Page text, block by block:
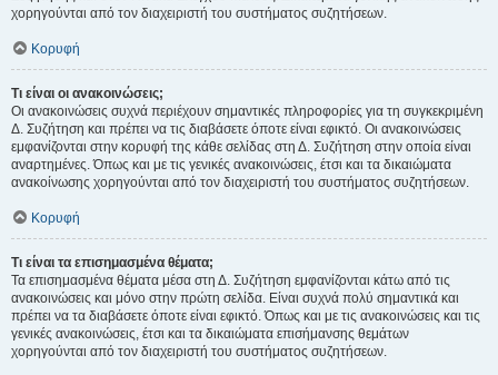
χορηγούνται από τον διαχειριστή του συστήματος συζητήσεων.
Κορυφή
Τι είναι οι ανακοινώσεις;
Οι ανακοινώσεις συχνά περιέχουν σημαντικές πληροφορίες για τη συγκεκριμένη
Δ. Συζήτηση και πρέπει να τις διαβάσετε όποτε είναι εφικτό. Οι ανακοινώσεις
εμφανίζονται στην κορυφή της κάθε σελίδας στη Δ. Συζήτηση στην οποία είναι
αναρτημένες. Όπως και με τις γενικές ανακοινώσεις, έτσι και τα δικαιώματα
ανακοίνωσης χορηγούνται από τον διαχειριστή του συστήματος συζητήσεων.
Κορυφή
Τι είναι τα επισημασμένα θέματα;
Τα επισημασμένα θέματα μέσα στη Δ. Συζήτηση εμφανίζονται κάτω από τις
ανακοινώσεις και μόνο στην πρώτη σελίδα. Είναι συχνά πολύ σημαντικά και
πρέπει να τα διαβάσετε όποτε είναι εφικτό. Όπως και με τις ανακοινώσεις και τις
γενικές ανακοινώσεις, έτσι και τα δικαιώματα επισήμανσης θεμάτων
χορηγούνται από τον διαχειριστή του συστήματος συζητήσεων.